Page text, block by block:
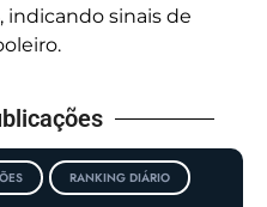
indicando sinais de
RANKING DIÁRIO